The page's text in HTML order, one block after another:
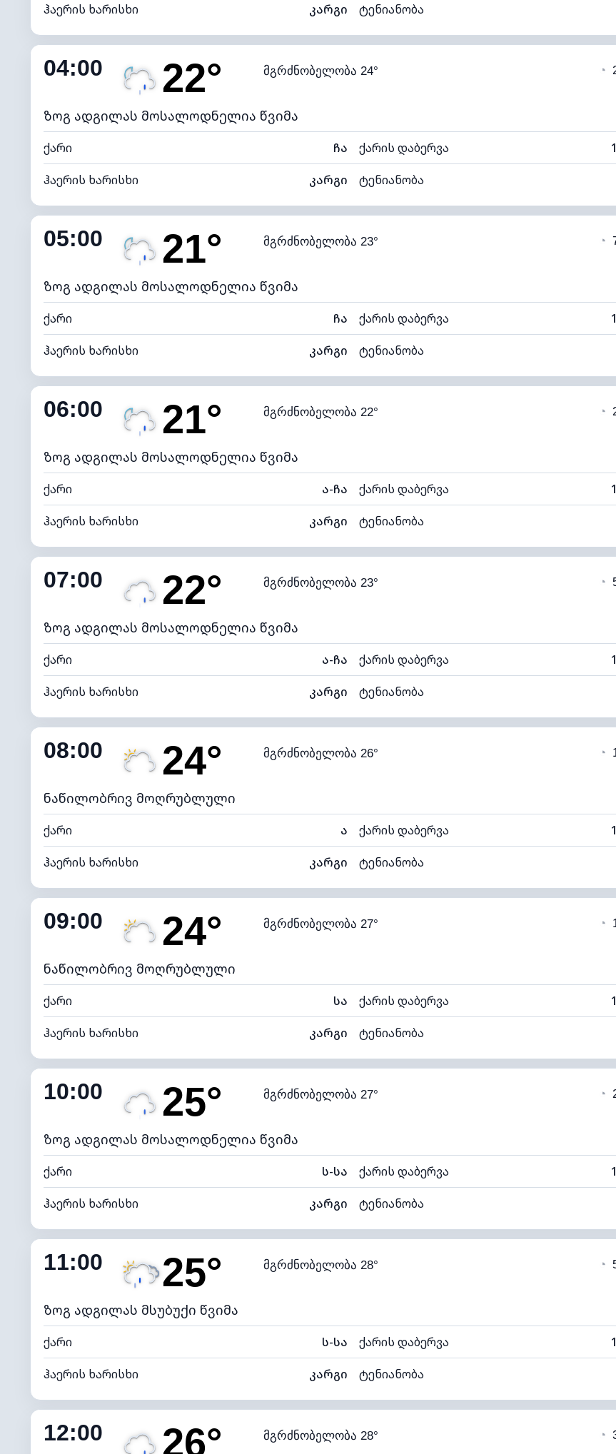
ჰაერის ხარისხი კარგი ტენიანობა
შიდა ტენიანობა 84% (კომფორტული) ღრუბლიანობა
ნამის წერტილი 20°C ხილვადობა
განათების ინდექსი
04:00 22° მგრძნობელობა 24° ◔
ზოგ ადგილას მოსალოდნელია წვიმა
ქარი ჩა ქარის დაბერვა
ჰაერის ხარისხი კარგი ტენიანობა
შიდა ტენიანობა 83% (კომფორტული) ღრუბლიანობა
ნამის წერტილი 19°C ხილვადობა
განათების ინდექსი
05:00 21° მგრძნობელობა 23° ◔
ზოგ ადგილას მოსალოდნელია წვიმა
ქარი ჩა ქარის დაბერვა
ჰაერის ხარისხი კარგი ტენიანობა
შიდა ტენიანობა 83% (კომფორტული) ღრუბლიანობა
ნამის წერტილი 18°C ხილვადობა
განათების ინდექსი
06:00 21° მგრძნობელობა 22° ◔
ზოგ ადგილას მოსალოდნელია წვიმა
ქარი ა-ჩა ქარის დაბერვა
ჰაერის ხარისხი კარგი ტენიანობა
შიდა ტენიანობა 82% (კომფორტული) ღრუბლიანობა
ნამის წერტილი 18°C ხილვადობა
განათების ინდექსი
07:00 22° მგრძნობელობა 23° ◔
ზოგ ადგილას მოსალოდნელია წვიმა
ქარი ა-ჩა ქარის დაბერვა
ჰაერის ხარისხი კარგი ტენიანობა
შიდა ტენიანობა 80% (კომფორტული) ღრუბლიანობა
ნამის წერტილი 18°C ხილვადობა
განათების ინდექსი
08:00 24° მგრძნობელობა 26° ◔
ნაწილობრივ მოღრუბლული
ქარი ა ქარის დაბერვა
ჰაერის ხარისხი კარგი ტენიანობა
შიდა ტენიანობა 78% (კომფორტული) ღრუბლიანობა
ნამის წერტილი 20°C ხილვადობა
განათების ინდექსი
09:00 24° მგრძნობელობა 27° ◔
ნაწილობრივ მოღრუბლული
ქარი სა ქარის დაბერვა
ჰაერის ხარისხი კარგი ტენიანობა
შიდა ტენიანობა 78% (კომფორტული) ღრუბლიანობა
ნამის წერტილი 20°C ხილვადობა
განათების ინდექსი 7 (ნათელი)
10:00 25° მგრძნობელობა 27° ◔
ზოგ ადგილას მოსალოდნელია წვიმა
ქარი ს-სა ქარის დაბერვა
ჰაერის ხარისხი კარგი ტენიანობა
შიდა ტენიანობა 78% (კომფორტული) ღრუბლიანობა
ნამის წერტილი 21°C ხილვადობა
განათების ინდექსი
11:00 25° მგრძნობელობა 28° ◔
ზოგ ადგილას მსუბუქი წვიმა
ქარი ს-სა ქარის დაბერვა
ჰაერის ხარისხი კარგი ტენიანობა
შიდა ტენიანობა 79% (კომფორტული) ღრუბლიანობა
ნამის წერტილი 21°C ხილვადობა
12:00 26° მგრძნობელობა 28° ◔